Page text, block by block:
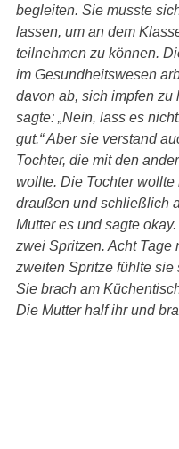
begleiten. Sie musste
lassen, um an dem
teilnehmen zu können.
im Gesundheitswesen
davon ab, sich impfen zu
sagte: „Nein, lass es
gut.“ Aber sie verstand
Tochter, die mit den
wollte. Die Tochter wollte
draußen und schließlich
Mutter es und sagte
zwei Spritzen. Acht Tage
zweiten Spritze fühlte sie
Sie brach am
Die Mutter half ihr und